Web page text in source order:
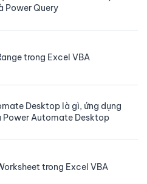
Power Query
trong Excel VBA
Desktop là gì, ứng dụng
Automate Desktop
trong Excel VBA